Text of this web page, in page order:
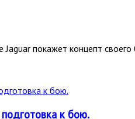
покажет концепт своего
к бою.